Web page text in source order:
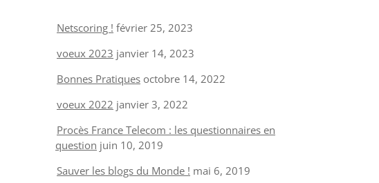
Netscoring ! février 25, 2023
voeux 2023 janvier 14, 2023
Bonnes Pratiques octobre 14, 2022
voeux 2022 janvier 3, 2022
Procès France Telecom : les questionnaires en
question juin 10, 2019
Sauver les blogs du Monde ! mai 6, 2019